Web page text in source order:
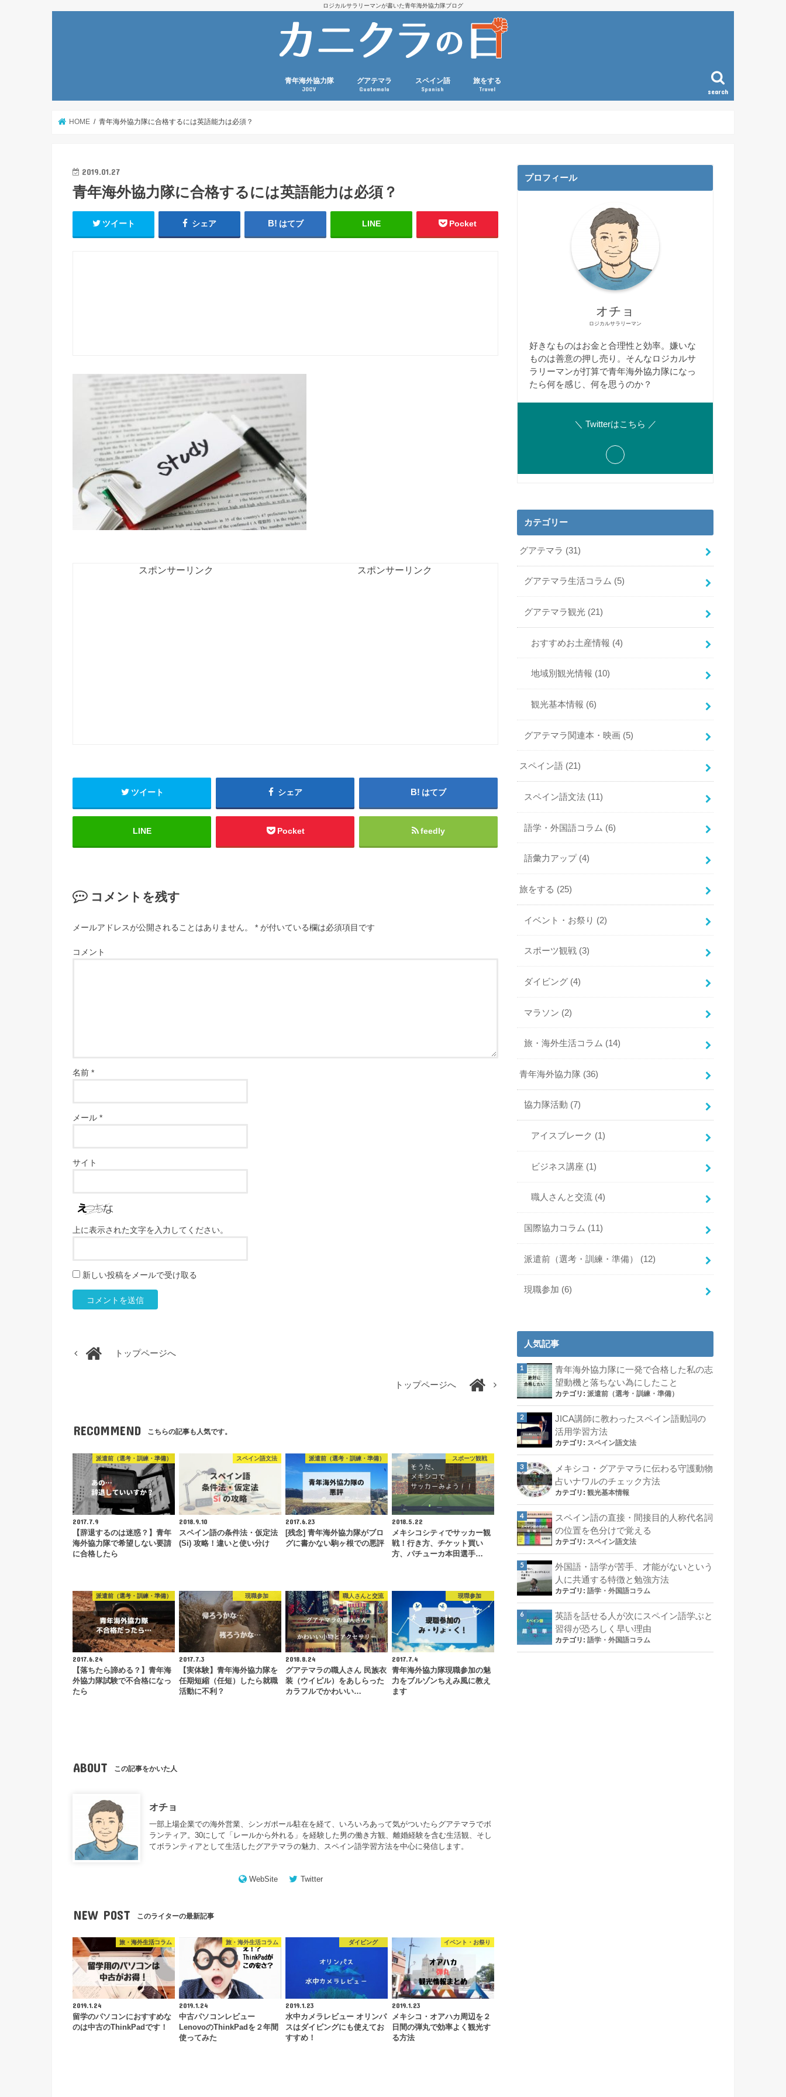
ロジカルサラリーマンが書いた青年海外協力隊ブログ
search
青年海外協力隊
JOCV
グアテマラ
Guatemala
スペイン語
Spanish
旅をする
Travel
HOME 青年海外協力隊に合格するには英語能力は必須？
2019.01.27
青年海外協力隊に合格するには英語能力は必須？
ツイート シェア はてブ LINE Pocket
スポンサーリンク スポンサーリンク
ツイート シェア はてブ
LINE Pocket feedly
コメントを残す
メールアドレスが公開されることはありません。 * が付いている欄は必須項目です
コメント
名前 *
メール *
サイト
上に表示された文字を入力してください。
新しい投稿をメールで受け取る
トップページへ
トップページへ
RECOMMEND こちらの記事も人気です。
派遣前（選考・訓練・準備）
2017.7.9
【辞退するのは迷惑？】青年
海外協力隊で希望しない要請
に合格したら
スペイン語文法
2018.9.10
スペイン語の条件法・仮定法
(Si) 攻略！違いと使い分け
派遣前（選考・訓練・準備）
2017.6.23
[残念] 青年海外協力隊がブロ
グに書かない駒ヶ根での悪評
スポーツ観戦
2018.5.22
メキシコシティでサッカー観
戦！行き方、チケット買い
方、パチューカ本田選手…
派遣前（選考・訓練・準備）
2017.6.24
【落ちたら諦める？】青年海
外協力隊試験で不合格になっ
たら
現職参加
2017.7.3
【実体験】青年海外協力隊を
任期短縮（任短）したら就職
活動に不利？
職人さんと交流
2018.8.24
グアテマラの職人さん 民族衣
装（ウイピル）をあしらった
カラフルでかわいい…
現職参加
2017.7.4
青年海外協力隊現職参加の魅
力をブルゾンちえみ風に教え
ます
ABOUT この記事をかいた人
オチョ
一部上場企業での海外営業、シンガポール駐在を経て、いろいろあって気がついたらグアテマラでボ
ランティア。30にして「レールから外れる」を経験した男の働き方観、離婚経験を含む生活観、そし
てボランティアとして生活したグアテマラの魅力、スペイン語学習方法を中心に発信します。
WebSite Twitter
NEW POST このライターの最新記事
旅・海外生活コラム
2019.1.24
留学のパソコンにおすすめな
のは中古のThinkPadです！
旅・海外生活コラム
2019.1.24
中古パソコンレビュー
LenovoのThinkPadを２年間
使ってみた
ダイビング
2019.1.23
水中カメラレビュー オリンパ
スはダイビングにも使えてお
すすめ！
イベント・お祭り
2019.1.23
メキシコ・オアハカ周辺を２
日間の弾丸で効率よく観光す
る方法
プロフィール
オチョ
ロジカルサラリーマン
好きなものはお金と合理性と効率。嫌いな
ものは善意の押し売り。そんなロジカルサ
ラリーマンが打算で青年海外協力隊になっ
たら何を感じ、何を思うのか？
＼ Twitterはこちら ／
カテゴリー
グアテマラ (31)
グアテマラ生活コラム (5)
グアテマラ観光 (21)
おすすめお土産情報 (4)
地域別観光情報 (10)
観光基本情報 (6)
グアテマラ関連本・映画 (5)
スペイン語 (21)
スペイン語文法 (11)
語学・外国語コラム (6)
語彙力アップ (4)
旅をする (25)
イベント・お祭り (2)
スポーツ観戦 (3)
ダイビング (4)
マラソン (2)
旅・海外生活コラム (14)
青年海外協力隊 (36)
協力隊活動 (7)
アイスブレーク (1)
ビジネス講座 (1)
職人さんと交流 (4)
国際協力コラム (11)
派遣前（選考・訓練・準備） (12)
現職参加 (6)
人気記事
青年海外協力隊に一発で合格した私の志
望動機と落ちない為にしたこと
カテゴリ: 派遣前（選考・訓練・準備）
JICA講師に教わったスペイン語動詞の
活用学習方法
カテゴリ: スペイン語文法
メキシコ・グアテマラに伝わる守護動物
占いナワルのチェック方法
カテゴリ: 観光基本情報
スペイン語の直接・間接目的人称代名詞
の位置を色分けで覚える
カテゴリ: スペイン語文法
外国語・語学が苦手、才能がないという
人に共通する特徴と勉強方法
カテゴリ: 語学・外国語コラム
英語を話せる人が次にスペイン語学ぶと
習得が恐ろしく早い理由
カテゴリ: 語学・外国語コラム